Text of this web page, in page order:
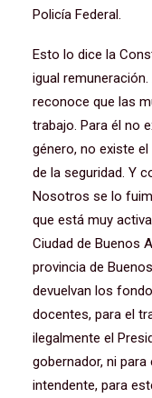
Policía Federal.
Esto lo dice la
igual
reconoce que las
trabajo. Para él no
género, no existe
de la seguridad. Y
Nosotros se lo
que está muy
Ciudad de Buenos
provincia de
devuelvan los
docentes, para el
ilegalmente el
gobernador, ni
intendente, para